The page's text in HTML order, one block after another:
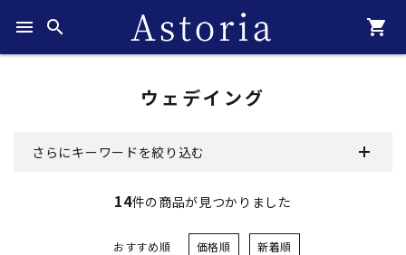
menu search shopping_cart
ウェデイング
さらにキーワードを絞り込む
14件の商品が見つかりました
おすすめ順 価格順 新着順